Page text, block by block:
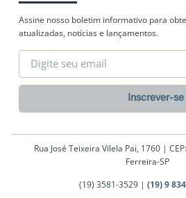
Assine nosso boletim informativo para
atualizadas, notícias e lançamentos.
Inscrever-se
Rua José Teixeira Vilela Pai, 1760 |
Ferreira-SP
(19) 3581-3529 | (19) 9